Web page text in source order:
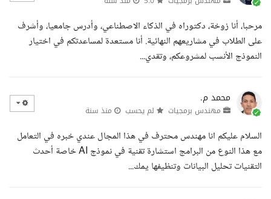
مرحبا، أنا زوخة، دكتوراه في الذكاء الاصطناعي، وأدرس جامعيا، وأشرف
على الطلاب في مشاريعهم النهائية. أنا مستعدة لمساعدتكم في اختيار
النموذج الأنسب لمشروعكم، وتقدي...
محمد م.
مهندس برمجيات لم يحسب منذ سنة
السلام عليكم انا مهندس محترف في هذا المجال عندي خبره في التعامل
مع هذا النوع من البرامج استشارة تقنية في نموذج AI خاصة أحدث
التقنيات تحليل البيانات وتنظيفها يمك...